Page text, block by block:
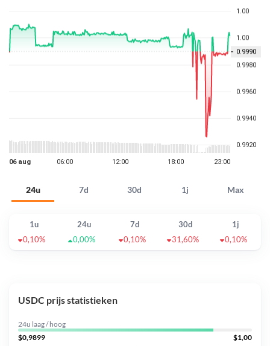
24u 7d 30d 1j Max
1u 24u 7d 30d
1j
0,10%
0,00% 0,10% 31,60% 0,10%
USDC prijs statistieken
24u laag / hoog
$0,9899
$1,00